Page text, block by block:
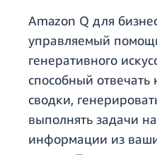
Amazon Q для
управляемый
генеративного
способный отвечать
сводки,
выполнять задачи
информации из